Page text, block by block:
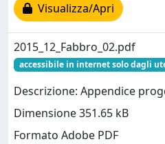
Visualizza/Apri
2015_12_Fabbro_02.pdf
accessibile in internet solo dagli
Descrizione: Appendice
Dimensione 351.65 kB
Formato Adobe PDF